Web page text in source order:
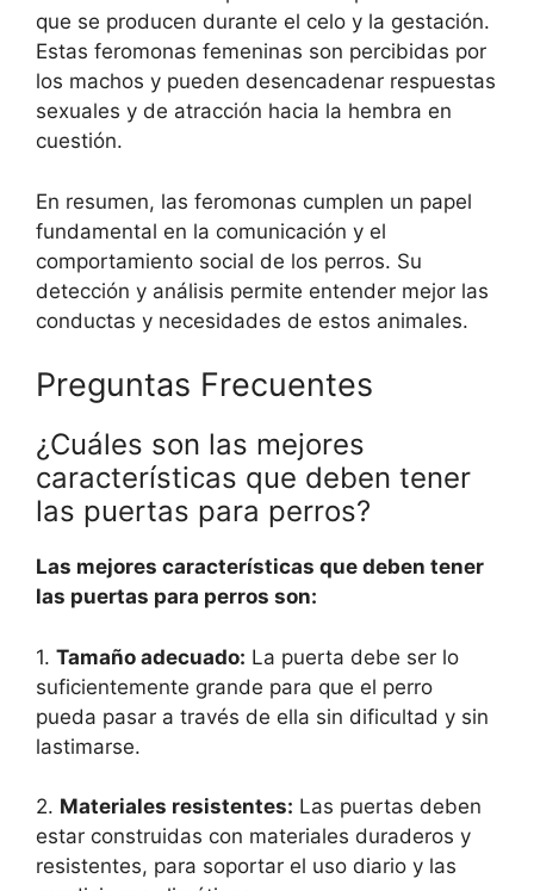
que se producen durante el celo y la gestación.
Estas feromonas femeninas son percibidas por
los machos y pueden desencadenar respuestas
sexuales y de atracción hacia la hembra en
cuestión.
En resumen, las feromonas cumplen un papel
fundamental en la comunicación y el
comportamiento social de los perros. Su
detección y análisis permite entender mejor las
conductas y necesidades de estos animales.
Preguntas Frecuentes
¿Cuáles son las mejores
características que deben tener
las puertas para perros?
Las mejores características que deben tener
las puertas para perros son:
1. Tamaño adecuado: La puerta debe ser lo
suficientemente grande para que el perro
pueda pasar a través de ella sin dificultad y sin
lastimarse.
2. Materiales resistentes: Las puertas deben
estar construidas con materiales duraderos y
resistentes, para soportar el uso diario y las